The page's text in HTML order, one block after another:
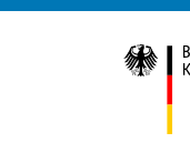
Kategorie Navigation